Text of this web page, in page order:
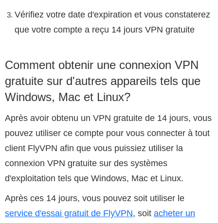
Vérifiez votre date d'expiration et vous constaterez
que votre compte a reçu 14 jours VPN gratuite
Comment obtenir une connexion VPN
gratuite sur d'autres appareils tels que
Windows, Mac et Linux?
Après avoir obtenu un VPN gratuite de 14 jours, vous
pouvez utiliser ce compte pour vous connecter à tout
client FlyVPN afin que vous puissiez utiliser la
connexion VPN gratuite sur des systèmes
d'exploitation tels que Windows, Mac et Linux.
Après ces 14 jours, vous pouvez soit utiliser le
service d'essai gratuit de FlyVPN, soit acheter un